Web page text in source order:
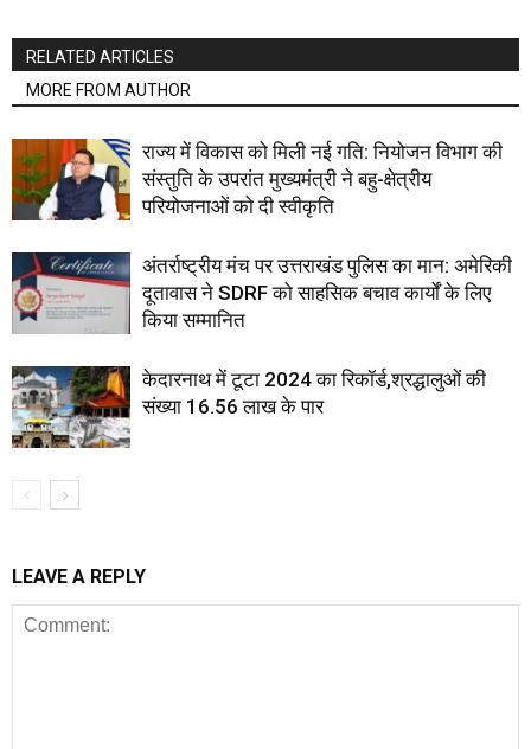
RELATED ARTICLES
MORE FROM AUTHOR
राज्य में विकास को मिली नई गति: नियोजन विभाग की
संस्तुति के उपरांत मुख्यमंत्री ने बहु-क्षेत्रीय
परियोजनाओं को दी स्वीकृति
अंतर्राष्ट्रीय मंच पर उत्तराखंड पुलिस का मान: अमेरिकी
दूतावास ने SDRF को साहसिक बचाव कार्यों के लिए
किया सम्मानित
केदारनाथ में टूटा 2024 का रिकॉर्ड,श्रद्धालुओं की
संख्या 16.56 लाख के पार
LEAVE A REPLY